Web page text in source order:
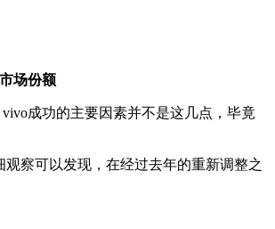
场份额
成功的主要因素并不是这几点，毕竟
察可以发现，在经过去年的重新调整之